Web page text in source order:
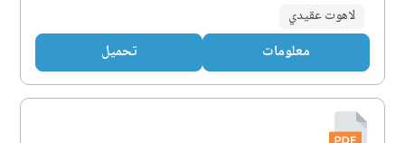
لاهوت عقيدي
معلومات تحميل